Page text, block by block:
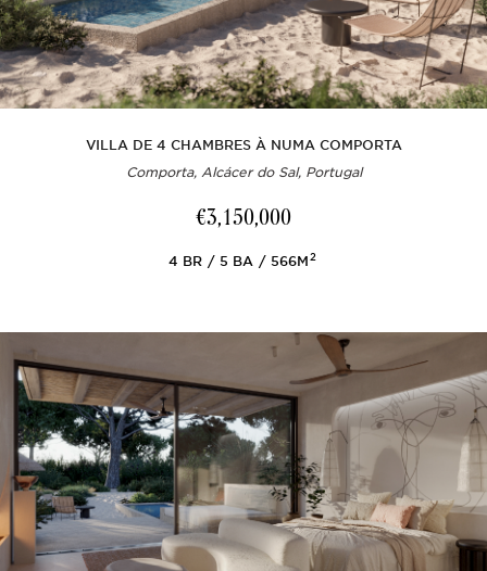
VILLA DE 4 CHAMBRES À NUMA COMPORTA
Comporta, Alcácer do Sal, Portugal
€3,150,000
4 BR 5 BA 566M2